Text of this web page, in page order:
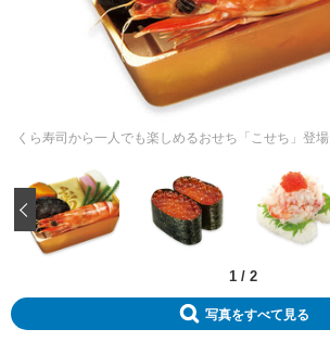
くら寿司から一人でも楽しめるおせち「こせち」登場
1 / 2
‹
写真をすべて見る